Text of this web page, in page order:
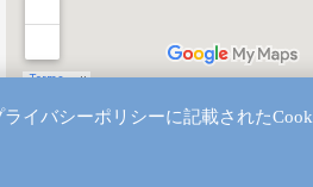
イバシーポリシーに記載された